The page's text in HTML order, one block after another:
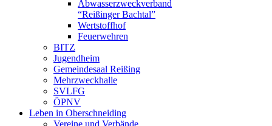
Abwasserzweckverband
“Reißinger Bachtal”
Wertstoffhof
Feuerwehren
BITZ
Jugendheim
Gemeindesaal Reißing
Mehrzweckhalle
SVLFG
ÖPNV
Leben in Oberschneiding
Vereine und Verbände